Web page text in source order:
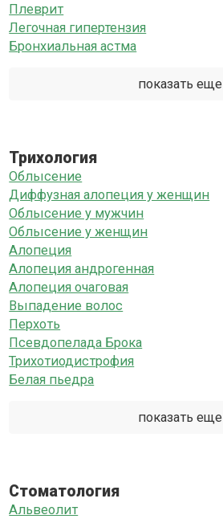
Плеврит
Легочная гипертензия
Бронхиальная астма
показать еще
Трихология
Облысение
Диффузная алопеция у женщин
Облысение у мужчин
Облысение у женщин
Алопеция
Алопеция андрогенная
Алопеция очаговая
Выпадение волос
Перхоть
Псевдопелада Брока
Трихотиодистрофия
Белая пьедра
показать еще
Стоматология
Альвеолит